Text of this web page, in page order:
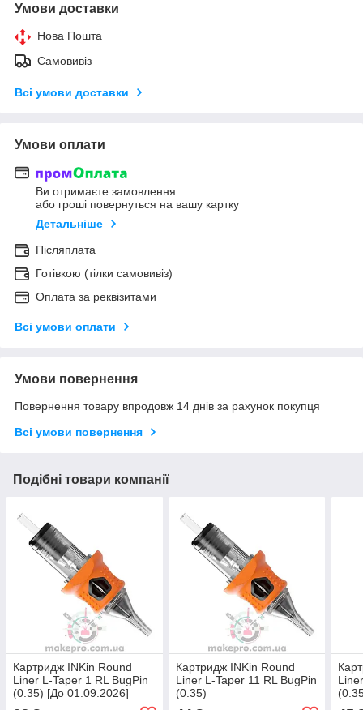
Умови доставки
Нова Пошта
Самовивіз
Всі умови доставки
Умови оплати
Ви отримаєте замовлення
або гроші повернуться на вашу картку
Детальніше
Післяплата
Готівкою (тілки самовивіз)
Оплата за реквізитами
Всі умови оплати
Умови повернення
Повернення товару впродовж 14 днів за рахунок покупця
Всі умови повернення
Подібні товари компанії
Картридж INKin Round
Liner L-Taper 1 RL BugPin
(0.35) [До 01.09.2026]
Картридж INKin Round
Liner L-Taper 11 RL BugPin
(0.35)